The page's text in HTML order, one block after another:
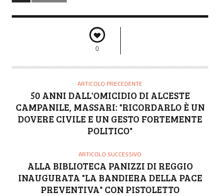
0
ARTICOLO PRECEDENTE
50 ANNI DALL'OMICIDIO DI ALCESTE
CAMPANILE, MASSARI: "RICORDARLO È UN
DOVERE CIVILE E UN GESTO FORTEMENTE
POLITICO"
ARTICOLO SUCCESSIVO
ALLA BIBLIOTECA PANIZZI DI REGGIO
INAUGURATA "LA BANDIERA DELLA PACE
PREVENTIVA" CON PISTOLETTO